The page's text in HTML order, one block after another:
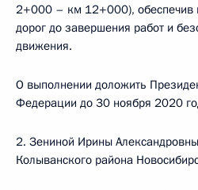
2+000 – км 12+000), обеспечив
дорог до завершения работ и
движения.
О выполнении доложить
Федерации до 30 ноября 2020
2. Зениной Ирины
Колыванского района